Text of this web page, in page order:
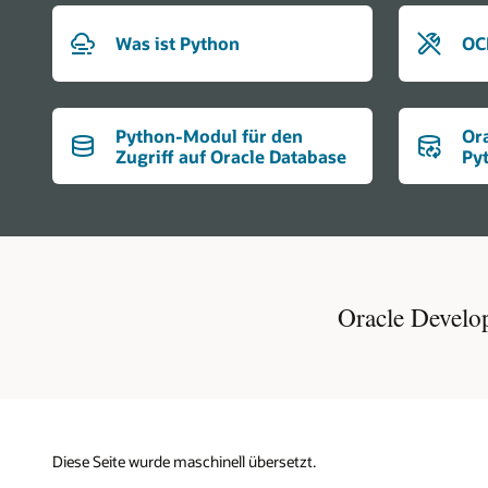
Was ist Python
Python-Modul für den
Zugriff auf Oracle Database
Oracle
Diese Seite wurde maschinell übersetzt.